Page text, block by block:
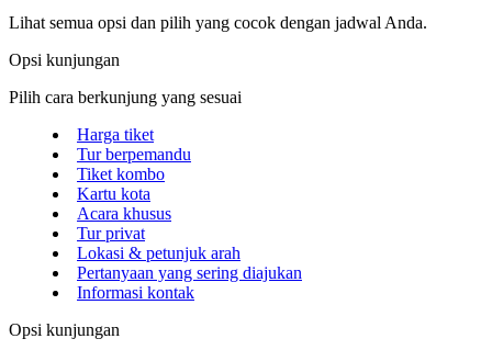
Lihat semua opsi dan pilih yang cocok dengan jadwal Anda.
Opsi kunjungan
Pilih cara berkunjung yang sesuai
Harga tiket
Tur berpemandu
Tiket kombo
Kartu kota
Acara khusus
Tur privat
Lokasi & petunjuk arah
Pertanyaan yang sering diajukan
Informasi kontak
Opsi kunjungan